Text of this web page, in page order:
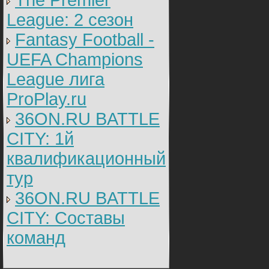
League: 2 cезон
Fantasy Football -
UEFA Champions
League лига
ProPlay.ru
36ON.RU BATTLE
CITY: 1й
квалификационный
тур
36ON.RU BATTLE
CITY: Составы
команд